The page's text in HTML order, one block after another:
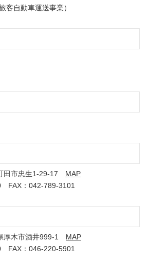
客自動車運送事業）
田市忠生1-29-17 MAP
FAX：042-789-3101
厚木市酒井999-1 MAP
FAX：046-220-5901